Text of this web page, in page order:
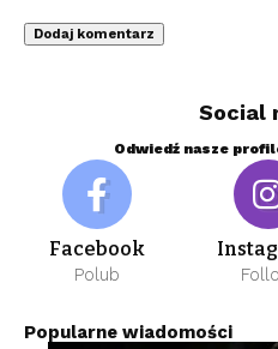
Social
Odwiedź nasze
Facebook
Polub
Popularne wiadomości